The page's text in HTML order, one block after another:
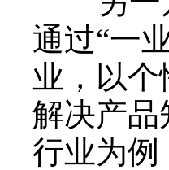
通过“一
业，以
解决产品
行业为例